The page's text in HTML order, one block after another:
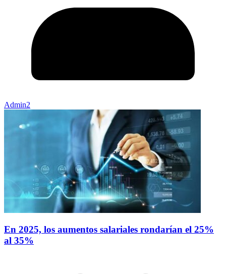
Admin2
En 2025, los aumentos salariales rondarían el 25%
al 35%